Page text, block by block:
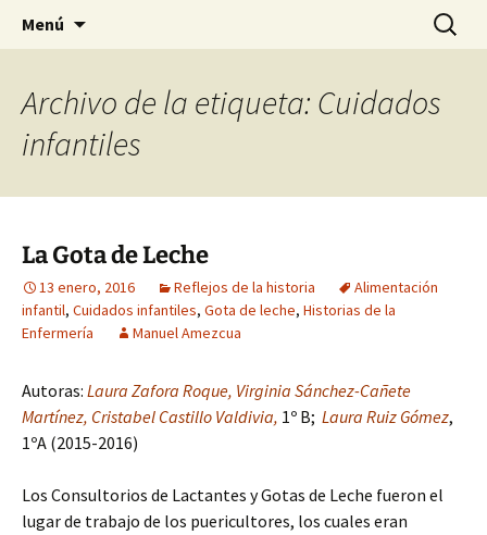
Gomeres
Historia, cultura y pensamiento
Menú Buscar:
Archivo de la etiqueta: Cuidados
infantiles
La Gota de Leche
13 enero, 2016 Reflejos de la historia
Alimentación
infantil, Cuidados infantiles, Gota de leche, Historias de la
Enfermería
Manuel Amezcua
Autoras: Laura Zafora Roque, Virginia Sánchez-Cañete
Martínez, Cristabel Castillo Valdivia, 1º B; Laura Ruiz Gómez,
1ºA (2015-2016)
Los Consultorios de Lactantes y Gotas de Leche fueron el
lugar de trabajo de los puericultores, los cuales eran